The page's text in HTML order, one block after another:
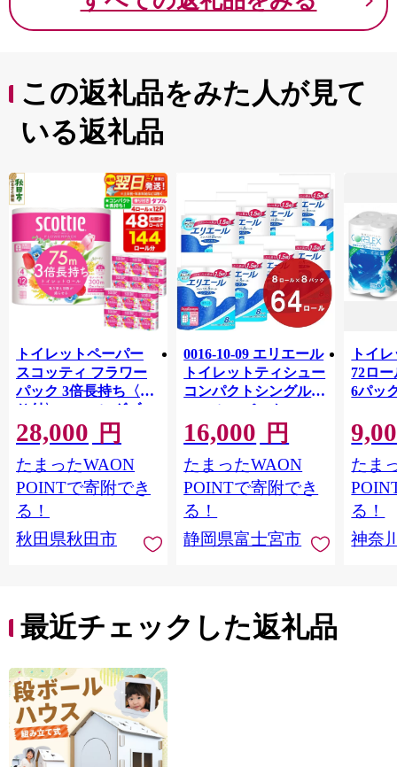
この返礼品をみた人が見て
いる返礼品
トイレットペーパー
スコッティ フラワー
パック 3倍長持ち〈香
り付〉4ロール(ダブ
ル)×12パック 日用品
最短翌日発送 [スコッ
ティ フラワーパック
トイレットペーパー
日本製紙クレシア] 秋
田県秋田市
28,000 円
たまったWAON
POINTで寄附でき
る！
秋田県秋田市
0016-10-09 エリエール
トイレットティシュー
コンパクトシングル 8
ロール×8パック 64ロ
ール 1.5倍巻 82.5m
トイレットペーパー
シングル パルプ100％
香りつき 日用品 消耗
品 備蓄
16,000 円
たまったWAON
POINTで寄附でき
る！
静岡県富士宮市
トイ
72ロ
6パッ
FSCリ
長巻タ
100％
防災
ペー
川県
トペー
たま
る！
神奈
最近チェックした返礼品